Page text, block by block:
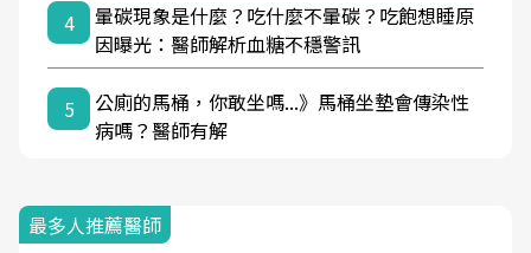
4
暈碳現象是什麼？吃什麼不暈碳？吃飽想睡原
因曝光：醫師解析血糖不穩警訊
5
公廁的馬桶，你敢坐嗎...》馬桶坐墊會傳染性
病嗎？醫師有解
最多人推薦醫師